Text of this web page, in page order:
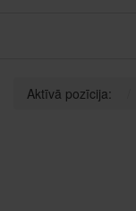
Aktīvā pozīcija: